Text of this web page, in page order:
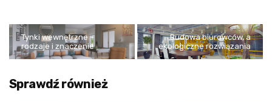
Tynki wewnętrzne –
rodzaje i znaczenie
Budowa biurowców, a
ekologiczne rozwiązania
Sprawdź również